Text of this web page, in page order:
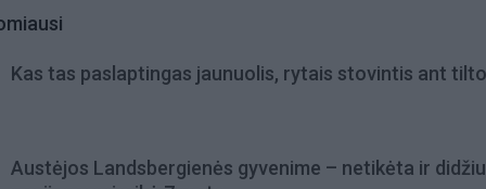
Kas tas paslaptingas jaunuolis, rytais stovintis ant
Austėjos Landsbergienės gyvenime – netikėta ir